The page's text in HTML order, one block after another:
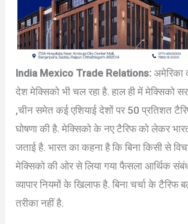
India Mexico Trade Relations:अमेरिका
देश मेक्सिको भी चल रहा है. हाल ही में मेक्सिको
,चीन समेत कई एशियाई देशों पर 50 प्रतिशत
घोषणा की है. मेक्सिको के नए टैरिफ को लेकर
जताई है. भारत का कहना है कि बिना किसी से
मेक्सिको की ओर से लिया गया फैसला आर्थिक
व्यापार नियमों के खिलाफ है. बिना चर्चा के टैरिफ
तरीका नहीं है.